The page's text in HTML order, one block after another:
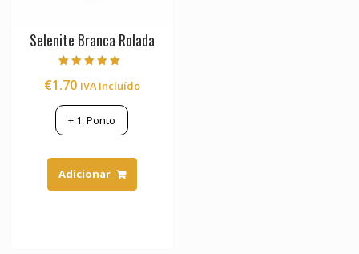
Selenite Branca Rolada
5.00
€1.70 IVA Incluído
+ 1 Ponto
Adicionar